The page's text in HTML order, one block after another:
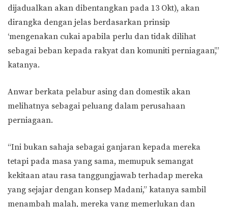
dijadualkan akan dibentangkan pada 13 Okt), akan
dirangka dengan jelas berdasarkan prinsip
‘mengenakan cukai apabila perlu dan tidak dilihat
sebagai beban kepada rakyat dan komuniti perniagaan’,”
katanya.
Anwar berkata pelabur asing dan domestik akan
melihatnya sebagai peluang dalam perusahaan
perniagaan.
“Ini bukan sahaja sebagai ganjaran kepada mereka
tetapi pada masa yang sama, memupuk semangat
kekitaan atau rasa tanggungjawab terhadap mereka
yang sejajar dengan konsep Madani,” katanya sambil
menambah malah, mereka yang memerlukan dan